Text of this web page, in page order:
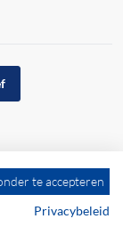
te accepteren
Privacybeleid